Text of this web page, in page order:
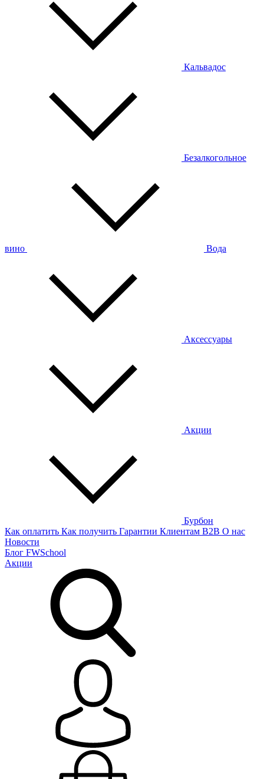
Кальвадос
Безалкогольное
вино Вода
Аксессуары
Акции
Бурбон
Как оплатить Как получить Гарантии Клиентам B2B О нас
Новости
Блог FWSchool
Акции